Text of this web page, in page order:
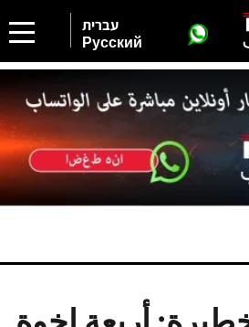
עברית
Русский